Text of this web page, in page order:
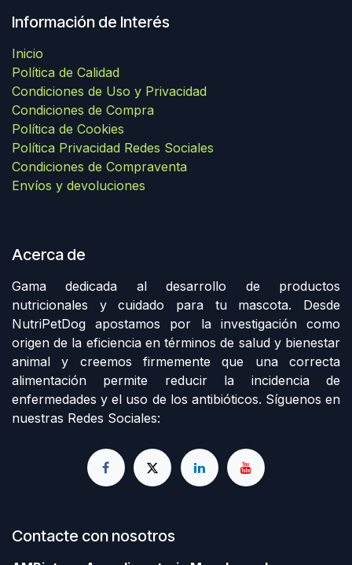
Información de Interés
Inicio
Política de Calidad
Condiciones de Uso y Privacidad
Condiciones de Compra
Política de Cookies
Política Privacidad Redes Sociales
Condiciones de Compraventa
Envíos y devoluciones
Acerca de
Gama dedicada al desarrollo de productos
nutricionales y cuidado para tu mascota. Desde
NutriPetDog apostamos por la investigación como
origen de la eficiencia en términos de salud y bienestar
animal y creemos firmemente que una correcta
alimentación permite reducir la incidencia de
enfermedades y el uso de los antibióticos. Síguenos en
nuestras Redes Sociales:
Contacte con nosotros